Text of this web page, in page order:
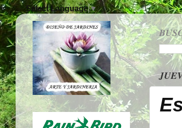
Select Language▼